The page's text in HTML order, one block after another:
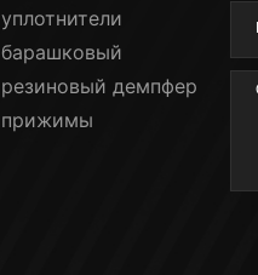
уплотнители
барашковый
резиновый демпфер
прижимы